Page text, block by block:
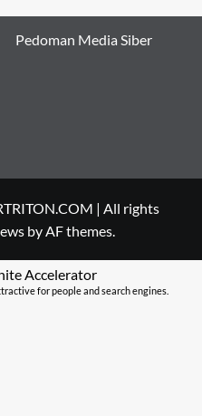
Pedoman Media Siber
| All rights
by AF themes.
Accelerator
for people and search engines.